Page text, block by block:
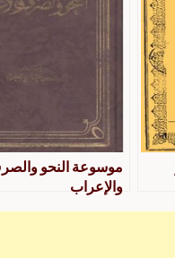
موسوعة النحو
والإعراب